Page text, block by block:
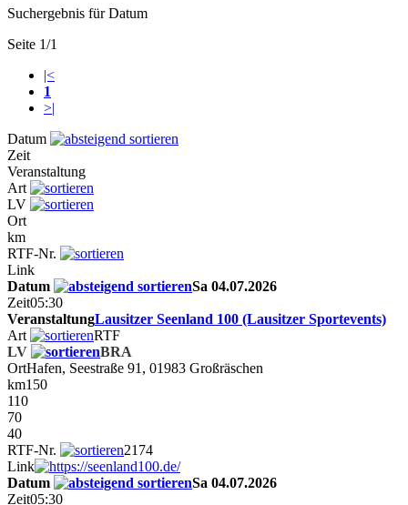
Suchergebnis für Datum
Seite 1/1
|<
1
>|
Datum
Zeit
Veranstaltung
Art
LV
Ort
km
RTF-Nr.
Link
Datum
Sa 04.07.2026
Zeit05:30
VeranstaltungLausitzer Seenland 100 (Lausitzer Sportevents)
Art
RTF
LV
BRA
OrtHafen, Seestraße 91, 01983 Großräschen
km150
110
70
40
RTF-Nr.
2174
Link
Datum
Sa 04.07.2026
Zeit05:30